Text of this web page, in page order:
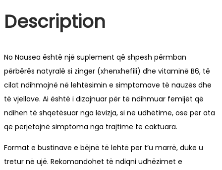
Description
No Nausea është një suplement që shpesh përmban
përbërës natyralë si zinger (xhenxhefili) dhe vitaminë B6, të
cilat ndihmojnë në lehtësimin e simptomave të nauzës dhe
të vjellave. Ai është i dizajnuar për të ndihmuar femijët që
ndihen të shqetësuar nga lëvizja, si në udhëtime, ose për ata
që përjetojnë simptoma nga trajtime të caktuara.
Format e bustinave e bëjnë të lehtë për t’u marrë, duke u
tretur në ujë. Rekomandohet të ndiqni udhëzimet e